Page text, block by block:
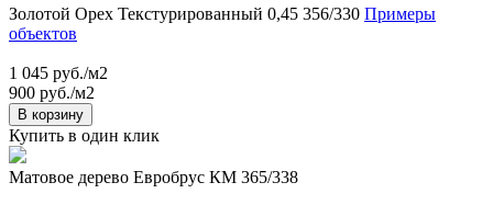
Золотой Орех Текстурированный 0,45 356/330 Примеры
объектов
1 045 руб./м2
900 руб./м2
В корзину
Купить в один клик
Матовое дерево Евробрус КМ 365/338